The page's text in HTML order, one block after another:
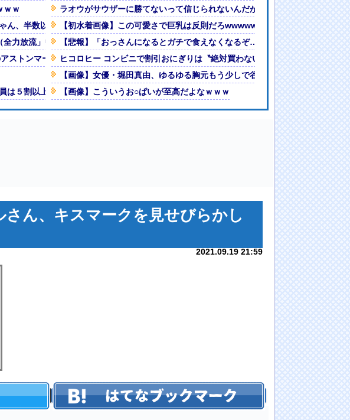
100点、体30点の女ｗｗｗ
本版主題歌は必要か?」論争
場で無能判定された人間って割とガチめに差別されるよな・・・
livedoor 相互RSS
ｗｗ
ん、半数以上がSNSを使いこなしていたｗｗｗｗｗ
力放流」中国都市「三峡沿線の道路水没」中国政府「高速道路封鎖！」中国ダム「緊急放
ストンマーチンAMR26を改善に導いた最大の功労者はカルディレ
は５割以上、市教委が対応策まとめた冊子を作成…「保護者の不満受け止める」「すぐ連絡
ラオウがサウザーに勝てないって信じられないんだが…
【初水着画像】この可愛さで巨乳は反則だろwwwwwシンガーソングライタ
【悲報】「おっさんになるとガチで食えなくなるぞ…」ってものがコチラ・
ヒコロヒー コンビニで割引おにぎりは〝絶対買わない〟理由
【画像】女優・堀田真由、ゆるゆる胸元もう少しで谷間見えるのに
【画像】こういうお○ぱいが至高だよなｗｗｗ
さん、キスマークを見せびらかし
2021.09.19 21:59